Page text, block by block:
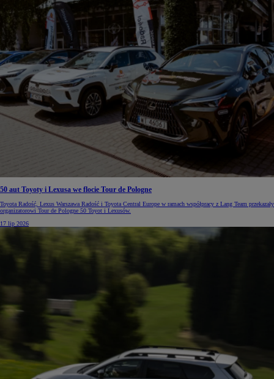
50 aut Toyoty i Lexusa we flocie Tour de Pologne
Toyota Radość, Lexus Warszawa Radość i Toyota Central Europe w ramach współpracy z Lang Team przekazały
organizatorowi Tour de Pologne 50 Toyot i Lexusów.
17 lip 2026